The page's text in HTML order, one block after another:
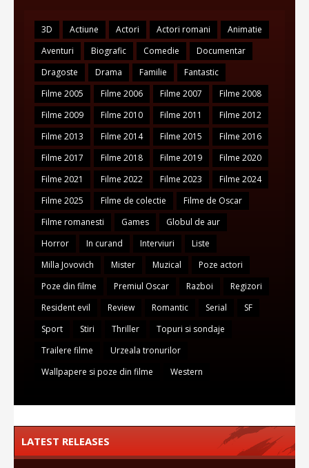
3D Actiune Actori Actori romani
Animatie
Aventuri
Biografic Comedie
Documentar
Dragoste
Drama Familie
Fantastic
Filme 2005
Filme 2006 Filme 2007
Filme 2008
Filme 2009
Filme 2010 Filme 2011
Filme 2012
Filme 2013
Filme 2014 Filme 2015
Filme 2016
Filme 2017
Filme 2018 Filme 2019
Filme 2020
Filme 2021
Filme 2022 Filme 2023
Filme 2024
Filme 2025
Filme de colectie
Filme de Oscar
Filme romanesti
Games
Globul de aur
Horror
In curand Interviuri
Liste
Milla Jovovich
Mister Muzical
Poze actori
Poze din filme
Premiul Oscar Razboi
Regizori
Resident evil
Review Romantic Serial
SF
Sport
Stiri Thriller
Topuri si sondaje
Trailere filme
Urzeala tronurilor
Wallpapere si poze din filme
Western
LATEST RELEASES